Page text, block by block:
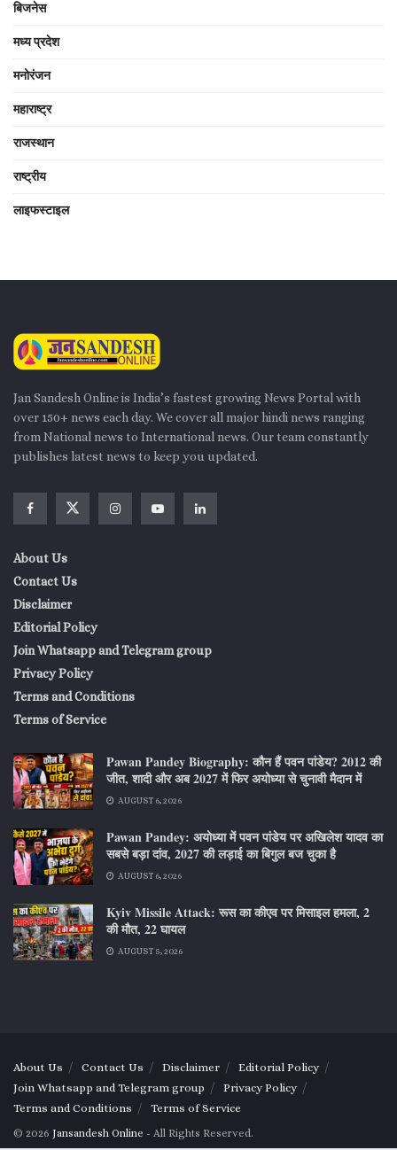
बिजनेस
मध्य प्रदेश
मनोरंजन
महाराष्ट्र
राजस्थान
राष्ट्रीय
लाइफस्टाइल
Jan Sandesh Online is India’s fastest growing News Portal with
over 150+ news each day. We cover all major hindi news ranging
from National news to International news. Our team constantly
publishes latest news to keep you updated.
About Us
Contact Us
Disclaimer
Editorial Policy
Join Whatsapp and Telegram group
Privacy Policy
Terms and Conditions
Terms of Service
Pawan Pandey Biography: कौन हैं पवन पांडेय? 2012 की
जीत, शादी और अब 2027 में फिर अयोध्या से चुनावी मैदान में
AUGUST 6, 2026
Pawan Pandey: अयोध्या में पवन पांडेय पर अखिलेश यादव का
सबसे बड़ा दांव, 2027 की लड़ाई का बिगुल बज चुका है
AUGUST 6, 2026
Kyiv Missile Attack: रूस का कीएव पर मिसाइल हमला, 2
की मौत, 22 घायल
AUGUST 5, 2026
About Us Contact Us Disclaimer
Editorial Policy
Join Whatsapp and Telegram group
Privacy Policy
Terms and Conditions
Terms of Service
© 2026 Jansandesh Online - All Rights Reserved.